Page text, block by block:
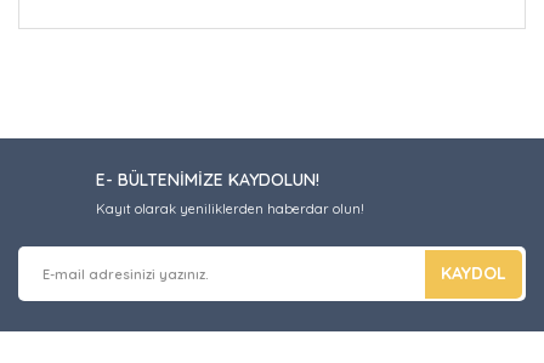
E- BÜLTENİMİZE KAYDOLUN!
Kayıt olarak yeniliklerden haberdar olun!
KAYDOL